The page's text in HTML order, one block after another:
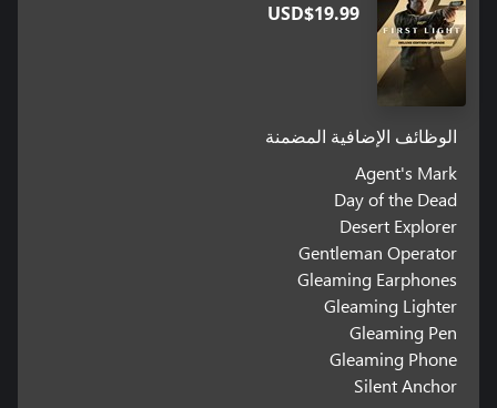
USD$19.99
الوظائف الإضافية المضمنة
Agent's Mark
Day of the Dead
Desert Explorer
Gentleman Operator
Gleaming Earphones
Gleaming Lighter
Gleaming Pen
Gleaming Phone
Silent Anchor